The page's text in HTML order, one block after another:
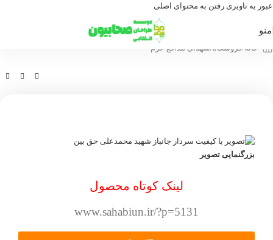
عبور به ناوبری رفتن به محتوای اصلی
منو
خانه /فروشگاه /شهدای مدافع حرم
بزرگنمایی تصویر
لینک کوتاه محصول
www.sahabiun.ir/?p=5131